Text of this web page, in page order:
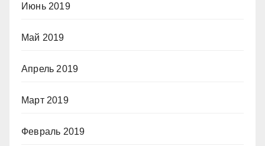
Июнь 2019
Май 2019
Апрель 2019
Март 2019
Февраль 2019